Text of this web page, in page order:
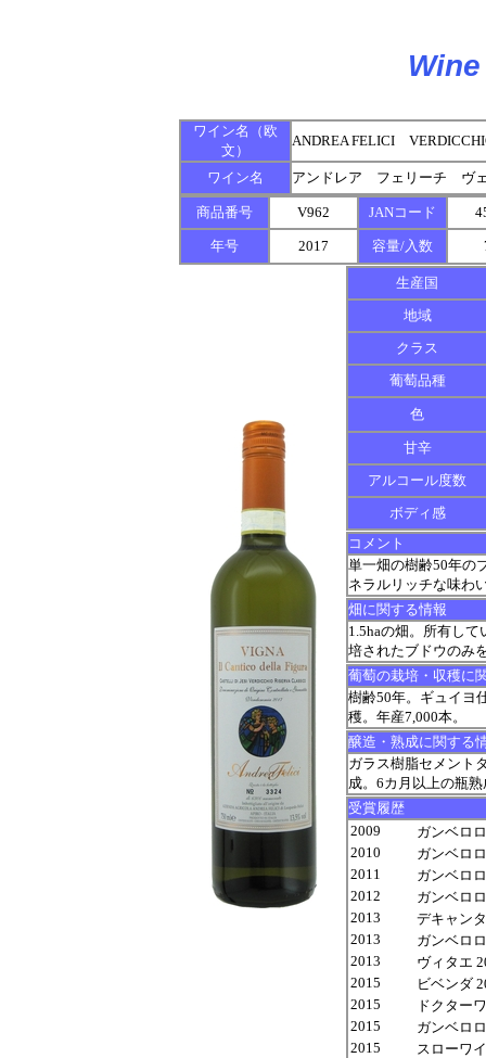
ワイン名（欧
文）
ANDREA FELICI
ワイン名 アンドレア フェリーチ ヴ
商品番号 V962 JANコード
年号 2017 容量/入数
生産国
地域
クラス
葡萄品種
色
甘辛
アルコール度数
ボディ感
コメント
単一畑の樹齢50年の
ネラルリッチな味わ
畑に関する情報
1.5haの畑。所有し
培されたブドウのみ
葡萄の栽培・収穫に
樹齢50年。ギュイヨ
穫。年産7,000本。
醸造・熟成に関する
ガラス樹脂セメント
成。6カ月以上の瓶
受賞履歴
2009
ガンベロ
2010
ガンベロ
2011
ガンベロ
2012
ガンベロ
2013
デキャン
2013
ガンベロ
2013
ヴィタエ
2015
ビベンダ
2015
ドクター
2015
ガンベロ
2015
スローワ